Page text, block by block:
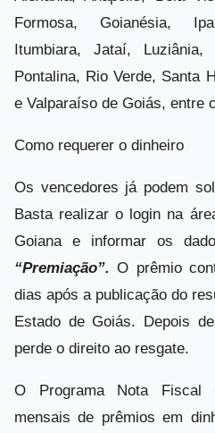
Formosa, Goianésia,
Itumbiara, Jataí,
Pontalina, Rio Verde, Santa
e Valparaíso de Goiás, entre
Como requerer o dinheiro
Os vencedores já podem
Basta realizar o login na
Goiana e informar os
“Premiação”. O prêmio
dias após a publicação do
Estado de Goiás. Depois
perde o direito ao resgate.
O Programa Nota Fiscal
mensais de prêmios em